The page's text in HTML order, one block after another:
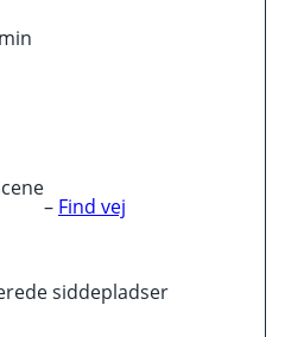
– Find vej
siddepladser